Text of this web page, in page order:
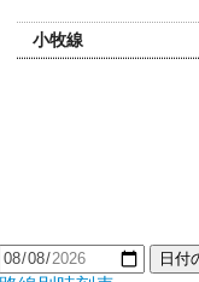
小牧線
日付